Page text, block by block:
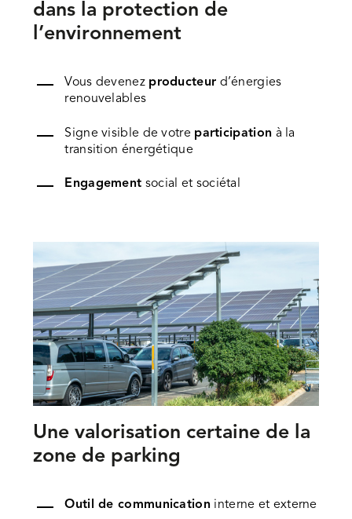
dans la protection de
l’environnement
Vous devenez producteur d’énergies
renouvelables
Signe visible de votre participation à la
transition énergétique
Engagement social et sociétal
Une valorisation certaine de la
zone de parking
Outil de communication interne et externe